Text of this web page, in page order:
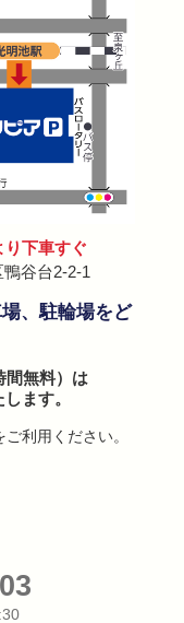
り下車すぐ
谷台2-2-1
、駐輪場をど
間無料）は
ます。
利用ください。